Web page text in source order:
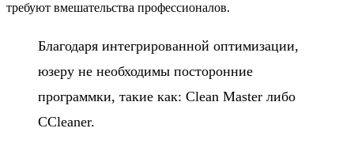
требуют вмешательства профессионалов.
Благодаря интегрированной оптимизации,
юзеру не необходимы посторонние
программки, такие как: Clean Master либо
CCleaner.